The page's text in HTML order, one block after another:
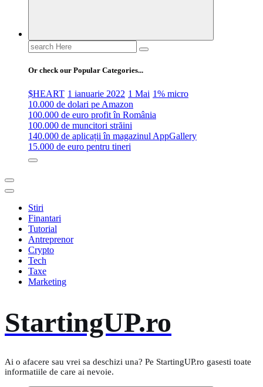
Search
for:
Or check our Popular Categories...
$HEART 1 ianuarie 2022 1 Mai 1% micro
10.000 de dolari pe Amazon
100.000 de euro profit în România
100.000 de muncitori străini
140.000 de aplicații în magazinul AppGallery
15.000 de euro pentru tineri
Stiri
Finantari
Tutorial
Antreprenor
Crypto
Tech
Taxe
Marketing
StartingUP.ro
Ai o afacere sau vrei sa deschizi una? Pe StartingUP.ro gasesti toate
informatiile de care ai nevoie.